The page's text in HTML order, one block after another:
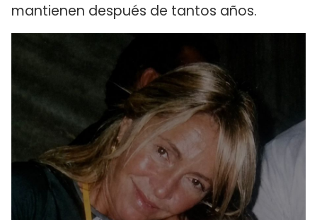
mantienen después de tantos años.